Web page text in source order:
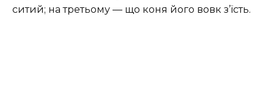
ситий; на третьому — що коня його вовк з’їсть.